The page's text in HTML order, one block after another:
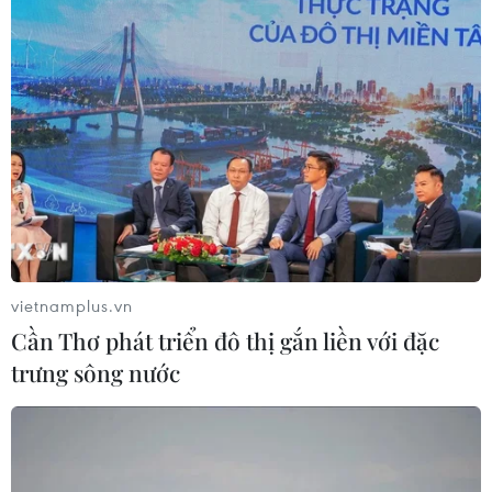
07/08/2026 08:02
Thi lại tại Trường THPT Chuyên
Tuyên Quang: Thay nhân sự làm
công tác thi
07/08/2026 07:41
Đắk Lắk bảo đảm điều kiện học tập
cho học sinh vùng biên
07/08/2026 07:35
vietnamplus.vn
Cần Thơ phát triển đô thị gắn liền với đặc
trưng sông nước